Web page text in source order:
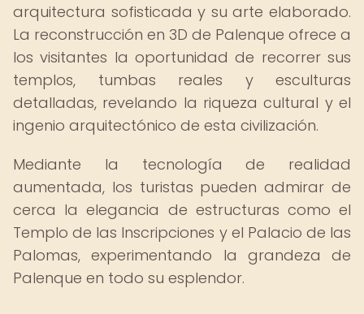
arquitectura sofisticada y su arte elaborado.
La reconstrucción en 3D de Palenque ofrece a
los visitantes la oportunidad de recorrer sus
templos, tumbas reales y esculturas
detalladas, revelando la riqueza cultural y el
ingenio arquitectónico de esta civilización.
Mediante la tecnología de realidad
aumentada, los turistas pueden admirar de
cerca la elegancia de estructuras como el
Templo de las Inscripciones y el Palacio de las
Palomas, experimentando la grandeza de
Palenque en todo su esplendor.